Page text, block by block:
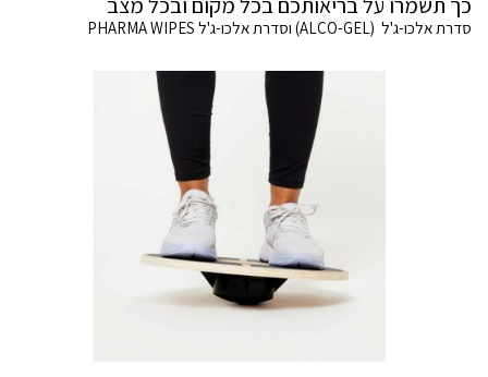
כך תשמרו על בריאותכם בכל מקום ובכל מצב
סדרת אלכו-ג'ל (ALCO-GEL) וסדרת אלכו-ג'ל PHARMA WIPES